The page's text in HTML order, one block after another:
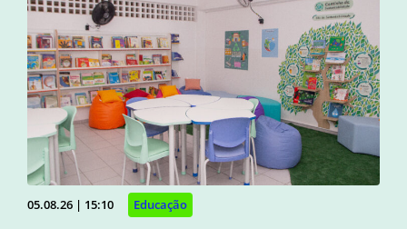
05.08.26 | 15:10 Educação